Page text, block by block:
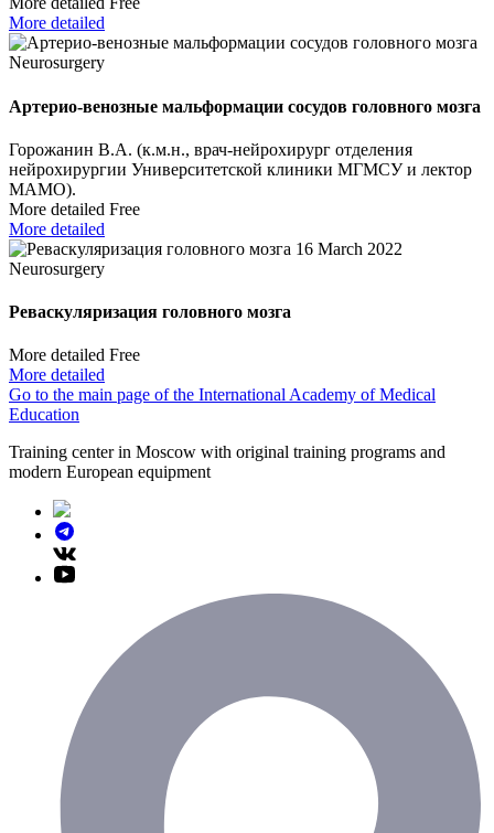
More detailed
Neurosurgery
Артерио-венозные мальформации сосудов головного мозга
Горожанин В.А. (к.м.н., врач-нейрохирург отделения
нейрохирургии Университетской клиники МГМСУ и лектор
МАМО).
More detailed Free
More detailed
16 March 2022
Neurosurgery
Реваскуляризация головного мозга
More detailed Free
More detailed
Go to the main page of the International Academy of Medical
Education
Training center in Moscow with original training programs and
modern European equipment